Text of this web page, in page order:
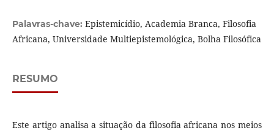
Palavras-chave: Epistemicídio, Academia Branca, Filosofia
Africana, Universidade Multiepistemológica, Bolha Filosófica
RESUMO
Este artigo analisa a situação da filosofia africana nos meios